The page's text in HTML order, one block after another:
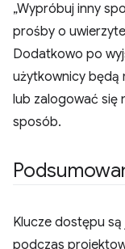
„Wypróbuj inny
prośby o
Dodatkowo po
użytkownicy będą
lub zalogować się
sposób.
Klucze dostępu
podczas